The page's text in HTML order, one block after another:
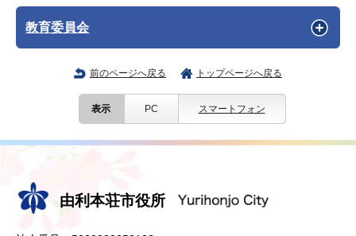
教育委員会
前のページへ戻る トップページへ戻る
表示 PC スマートフォン
由利本荘市役所